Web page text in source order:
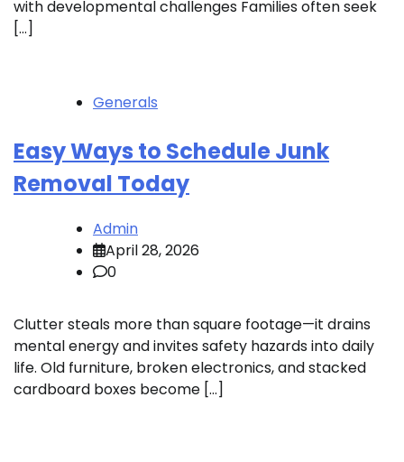
with developmental challenges Families often seek
[…]
Generals
Easy Ways to Schedule Junk
Removal Today
Admin
April 28, 2026
0
Clutter steals more than square footage—it drains
mental energy and invites safety hazards into daily
life. Old furniture, broken electronics, and stacked
cardboard boxes become […]